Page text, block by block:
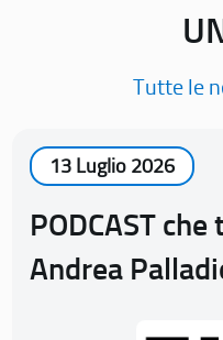
Tutte le
13 Luglio 2026
PODCAST
Andrea